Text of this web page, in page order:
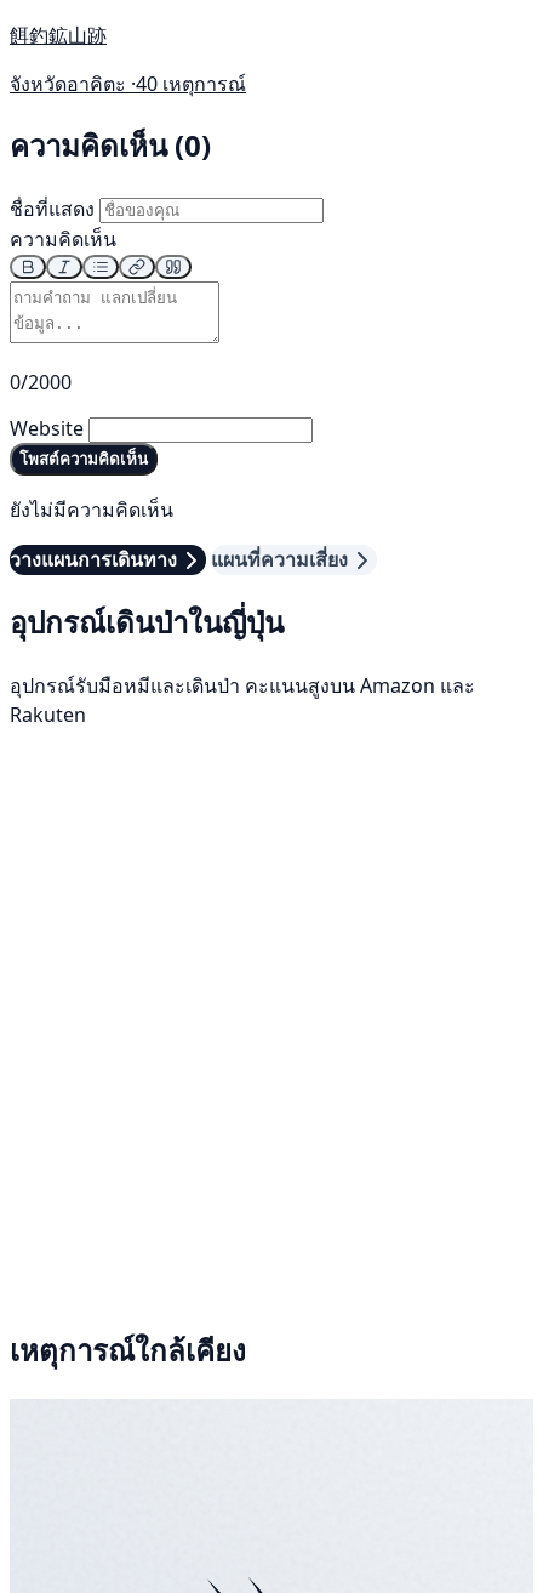
餌釣鉱山跡
จังหวัดอาคิตะ ·40 เหตุการณ์
ความคิดเห็น (0)
ชื่อที่แสดง
ความคิดเห็น
0/2000
Website
โพสต์ความคิดเห็น
ยังไม่มีความคิดเห็น
วางแผนการเดินทาง
แผนที่ความเสี่ยง
อุปกรณ์เดินป่าในญี่ปุ่น
อุปกรณ์รับมือหมีและเดินป่า คะแนนสูงบน Amazon และ
Rakuten
เหตุการณ์ใกล้เคียง